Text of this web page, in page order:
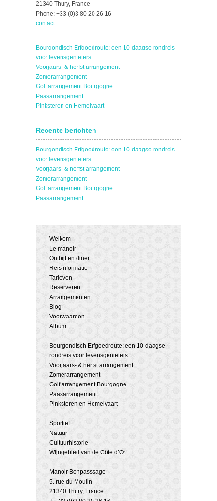
21340 Thury, France
Phone: +33 (0)3 80 20 26 16
contact
Bourgondisch Erfgoedroute: een 10-daagse rondreis
voor levensgenieters
Voorjaars- & herfst arrangement
Zomerarrangement
Golf arrangement Bourgogne
Paasarrangement
Pinksteren en Hemelvaart
Recente berichten
Bourgondisch Erfgoedroute: een 10-daagse rondreis
voor levensgenieters
Voorjaars- & herfst arrangement
Zomerarrangement
Golf arrangement Bourgogne
Paasarrangement
Welkom
Le manoir
Ontbijt en diner
Reisinformatie
Tarieven
Reserveren
Arrangementen
Blog
Voorwaarden
Album
Bourgondisch Erfgoedroute: een 10-daagse
rondreis voor levensgenieters
Voorjaars- & herfst arrangement
Zomerarrangement
Golf arrangement Bourgogne
Paasarrangement
Pinksteren en Hemelvaart
Sportief
Natuur
Cultuurhistorie
Wijngebied van de Côte d’Or
Manoir Bonpasssage
5, rue du Moulin
21340 Thury, France